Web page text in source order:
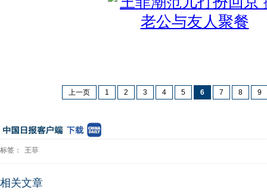
上一页 1 2 3 4 5 6 7 8 9
标签： 王菲
相关文章